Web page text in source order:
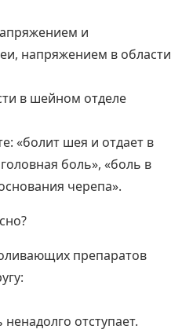
и
напряжением в области
в шейном отделе
«болит шея и отдает в
боль», «боль в
черепа».
препаратов
отступает.